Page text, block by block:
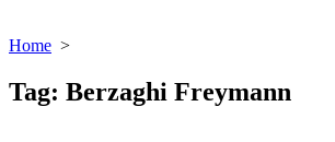
Home >
Tag: Berzaghi Freymann